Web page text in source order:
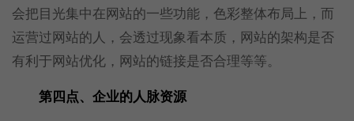
会把目光集中在网站的一些功能，色彩整体布局上，而
运营过网站的人，会透过现象看本质，网站的架构是否
有利于网站优化，网站的链接是否合理等等。
第四点、企业的人脉资源